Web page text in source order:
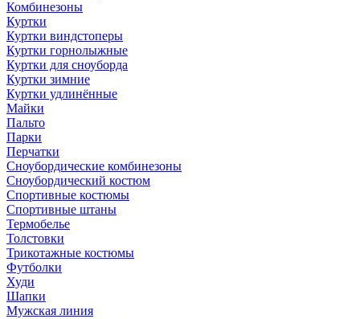
Комбинезоны
Куртки
Куртки виндстоперы
Куртки горнолыжные
Куртки для сноуборда
Куртки зимние
Куртки удлинённые
Майки
Пальто
Парки
Перчатки
Сноубордические комбинезоны
Сноубордический костюм
Спортивные костюмы
Спортивные штаны
Термобелье
Толстовки
Трикотажные костюмы
Футболки
Худи
Шапки
Мужская линия